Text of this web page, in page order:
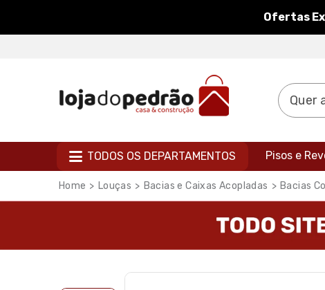
Ofertas
TODOS OS DEPARTAMENTOS Pisos e
Louças Bacias e Caixas Acopladas Bacias